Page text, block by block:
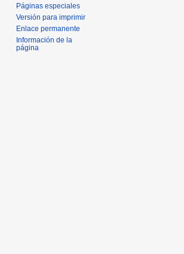
Páginas especiales
Versión para imprimir
Enlace permanente
Información de la
página